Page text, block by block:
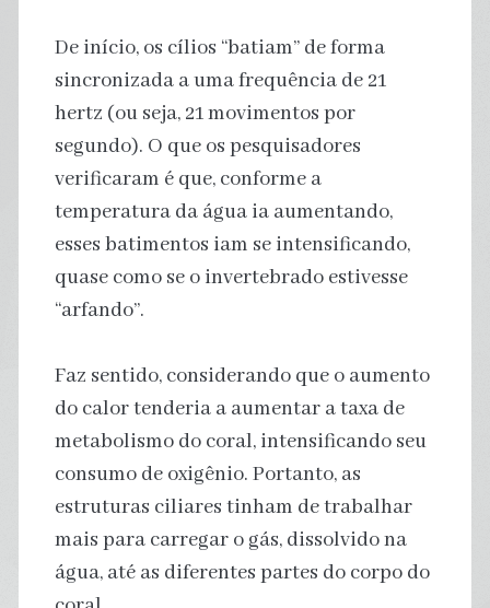
De início, os cílios “batiam” de forma
sincronizada a uma frequência de 21
hertz (ou seja, 21 movimentos por
segundo). O que os pesquisadores
verificaram é que, conforme a
temperatura da água ia aumentando,
esses batimentos iam se intensificando,
quase como se o invertebrado estivesse
“arfando”.
Faz sentido, considerando que o aumento
do calor tenderia a aumentar a taxa de
metabolismo do coral, intensificando seu
consumo de oxigênio. Portanto, as
estruturas ciliares tinham de trabalhar
mais para carregar o gás, dissolvido na
água, até as diferentes partes do corpo do